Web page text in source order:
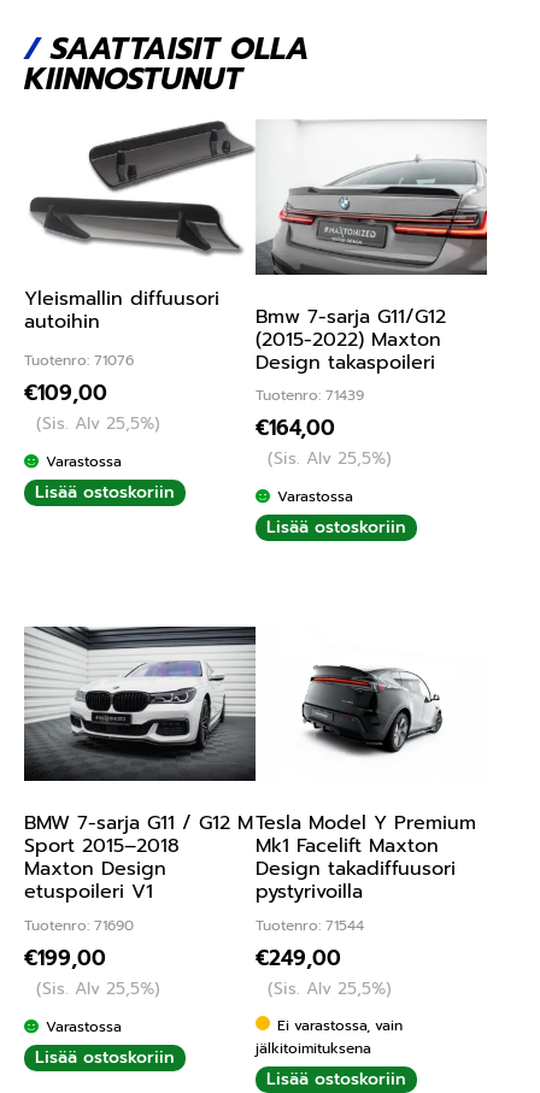
/SAATTAISIT OLLA
KIINNOSTUNUT
Yleismallin diffuusori
autoihin
Tuotenro: 71076
€109,00
(Sis. Alv 25,5%)
Varastossa
Lisää ostoskoriin
Bmw 7-sarja G11/G12
(2015-2022) Maxton
Design takaspoileri
Tuotenro: 71439
€164,00
(Sis. Alv 25,5%)
Varastossa
Lisää ostoskoriin
BMW 7-sarja G11 / G12 M
Sport 2015–2018
Maxton Design
etuspoileri V1
Tuotenro: 71690
€199,00
(Sis. Alv 25,5%)
Varastossa
Lisää ostoskoriin
Tesla Model Y Premium
Mk1 Facelift Maxton
Design takadiffuusori
pystyrivoilla
Tuotenro: 71544
€249,00
(Sis. Alv 25,5%)
Ei varastossa, vain
jälkitoimituksena
Lisää ostoskoriin